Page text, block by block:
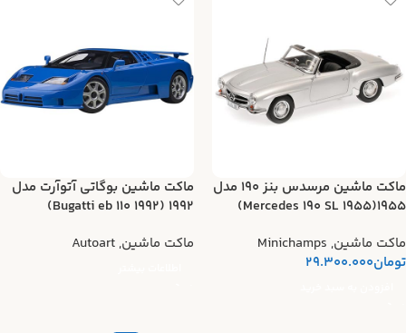
ماکت ماشین مرسدس بنز ۱۹۰ مدل
۱۹۵۵(Mercedes 190 SL 1955)
ماکت ماشین,
Minichamps
تومان29.300.000
ماکت ماشین بوگاتی آتوآرت مدل
۱۹۹۲ (Bugatti eb 110 1992)
ماکت ماشین,
Autoart